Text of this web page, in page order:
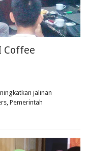
Coffee
jalinan
Pemerintah